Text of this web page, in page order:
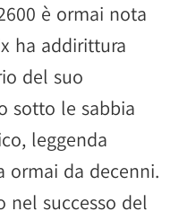
è ormai nota
ha addirittura
del suo
sotto le sabbia
leggenda
ormai da decenni.
nel successo del